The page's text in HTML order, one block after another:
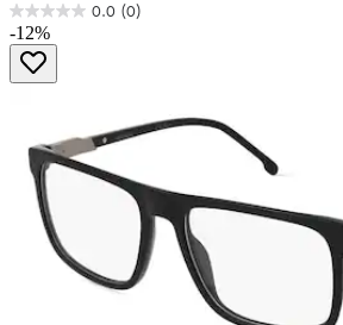
0.0 (0)
0.0
von
Sternen.
-12%